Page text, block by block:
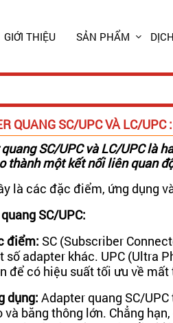
GIỚI THIỆU SẢN PHẨM
QUANG SC/UPC VÀ LC/
SC/UPC và LC/UPC là
thành một kết nối liên quan
là các đặc điểm, ứng dụng
SC/UPC:
điểm: SC (Subscriber
số adapter khác. UPC (Ultra
để có hiệu suất tối ưu về mất
dụng: Adapter quang SC/
và băng thông lớn. Chẳng